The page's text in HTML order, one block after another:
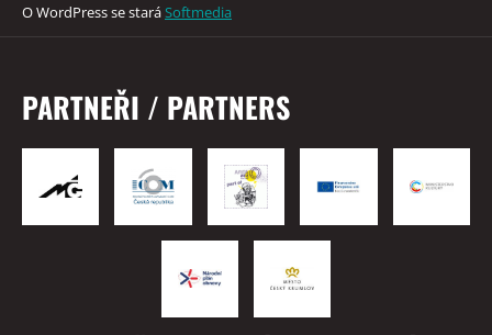
O WordPress se staráSoftmedia
PARTNEŘI / PARTNERS